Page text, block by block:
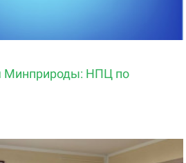
Минприроды: НПЦ по